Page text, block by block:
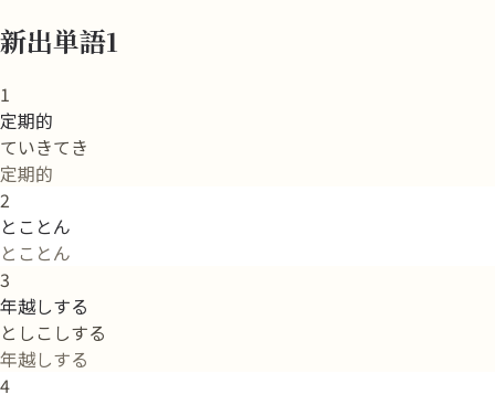
新出単語1
1
定期的
ていきてき
定期的
2
とことん
とことん
3
年越しする
としこしする
年越しする
4